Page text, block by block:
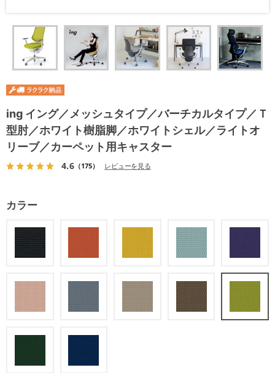
ing イング／メッシュタイプ／バーチカルタイプ／Ｔ
型肘／ホワイト樹脂脚／ホワイトシェル／ライトオ
リーブ／カーペット用キャスター
4.6（175） レビューを見る
カラー